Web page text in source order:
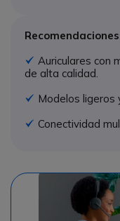
Icono
Auriculares con
de alta calidad.
Icono
Modelos ligeros
Icono
Conectividad